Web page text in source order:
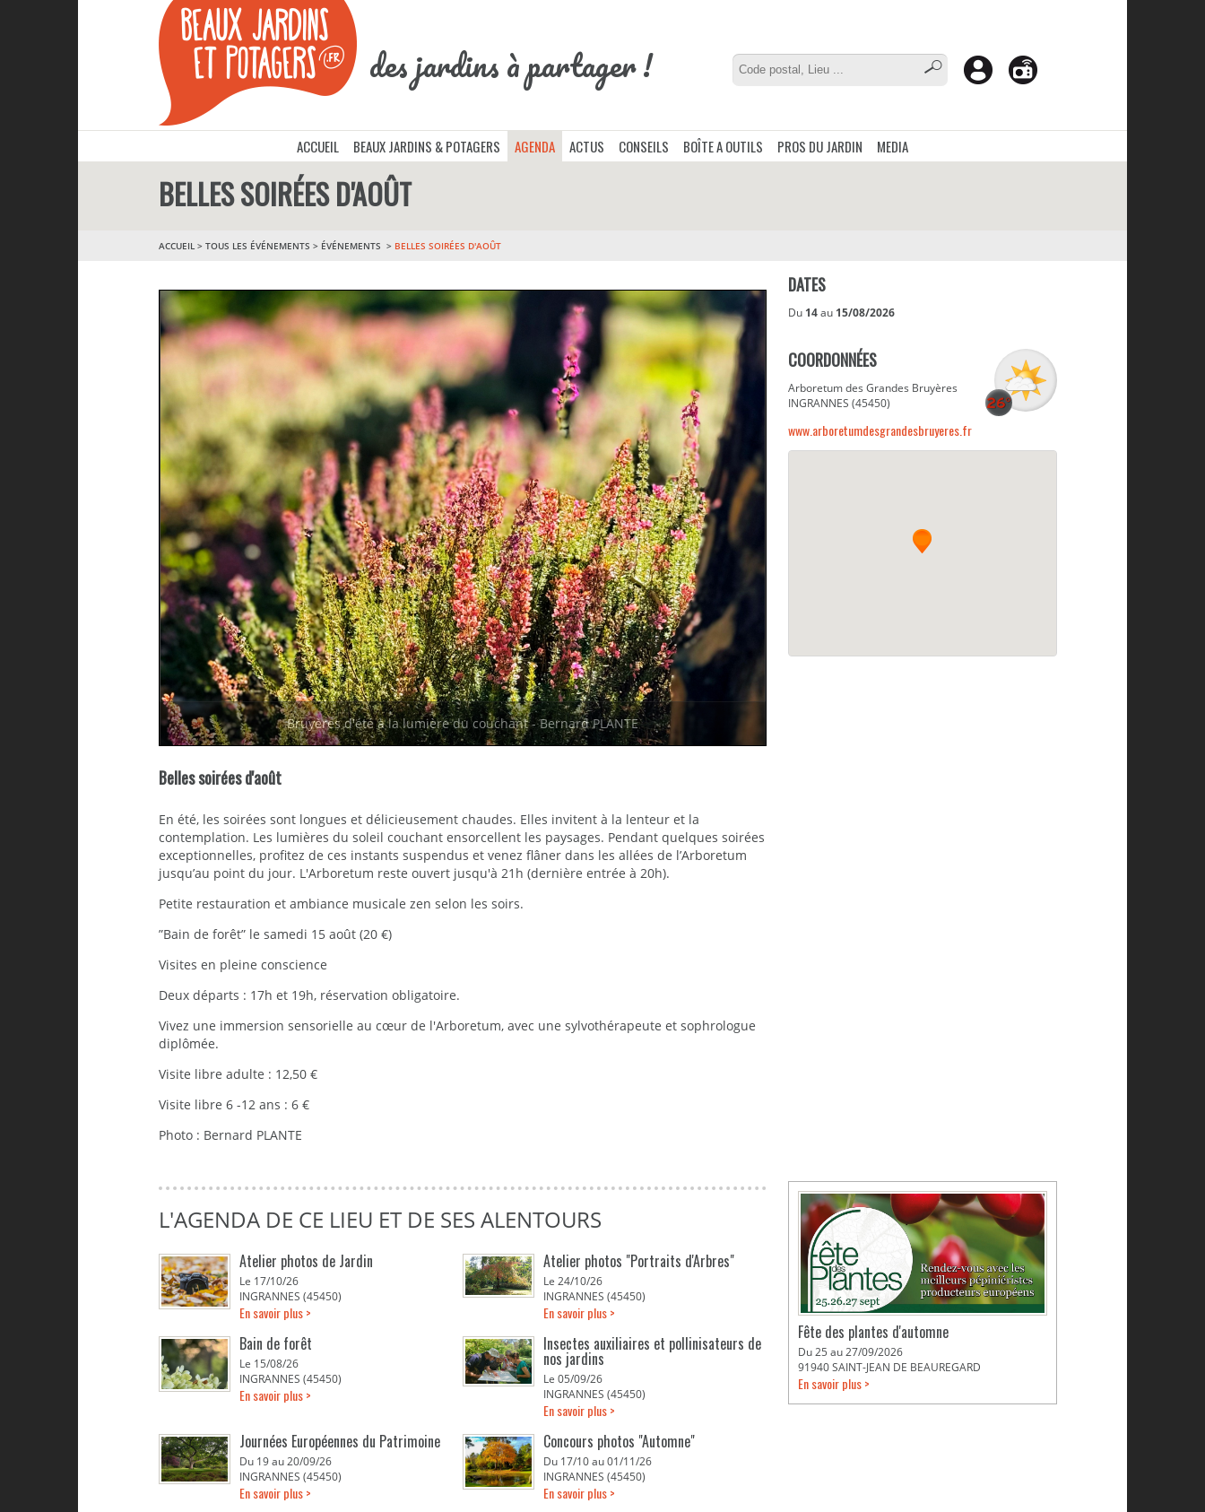
des jardins à partager !
ACCUEIL BEAUX JARDINS & POTAGERS AGENDA ACTUS CONSEILS BOÎTE A OUTILS PROS DU JARDIN MEDIA
BELLES SOIRÉES D'AOÛT
ACCUEIL > TOUS LES ÉVÉNEMENTS > ÉVÉNEMENTS BELLES SOIRÉES D'AOÛT
Bruyères d'été à la lumière du couchant - Bernard PLANTE
Belles soirées d'août
En été, les soirées sont longues et délicieusement chaudes. Elles invitent à la lenteur et la
contemplation. Les lumières du soleil couchant ensorcellent les paysages. Pendant quelques soirées
exceptionnelles, profitez de ces instants suspendus et venez flâner dans les allées de l’Arboretum
jusqu’au point du jour. L'Arboretum reste ouvert jusqu'à 21h (dernière entrée à 20h).
Petite restauration et ambiance musicale zen selon les soirs.
”Bain de forêt” le samedi 15 août (20 €)
Visites en pleine conscience
Deux départs : 17h et 19h, réservation obligatoire.
Vivez une immersion sensorielle au cœur de l'Arboretum, avec une sylvothérapeute et sophrologue
diplômée.
Visite libre adulte : 12,50 €
Visite libre 6 -12 ans : 6 €
Photo : Bernard PLANTE
DATES
Du 14au 15/08/2026
COORDONNÉES
Arboretum des Grandes Bruyères
INGRANNES (45450)
www.arboretumdesgrandesbruyeres.fr
L'AGENDA DE CE LIEU ET DE SES ALENTOURS
Atelier photos de Jardin
Le 17/10/26
INGRANNES (45450)
En savoir plus >
Atelier photos "Portraits d'Arbres"
Le 24/10/26
INGRANNES (45450)
En savoir plus >
Bain de forêt
Le 15/08/26
INGRANNES (45450)
En savoir plus >
Insectes auxiliaires et pollinisateurs de
nos jardins
Le 05/09/26
INGRANNES (45450)
En savoir plus >
Journées Européennes du Patrimoine
Du 19 au 20/09/26
INGRANNES (45450)
En savoir plus >
Concours photos "Automne"
Du 17/10 au 01/11/26
INGRANNES (45450)
En savoir plus >
Fête des plantes d'automne
Du 25 au 27/09/2026
91940 SAINT-JEAN DE BEAUREGARD
En savoir plus >